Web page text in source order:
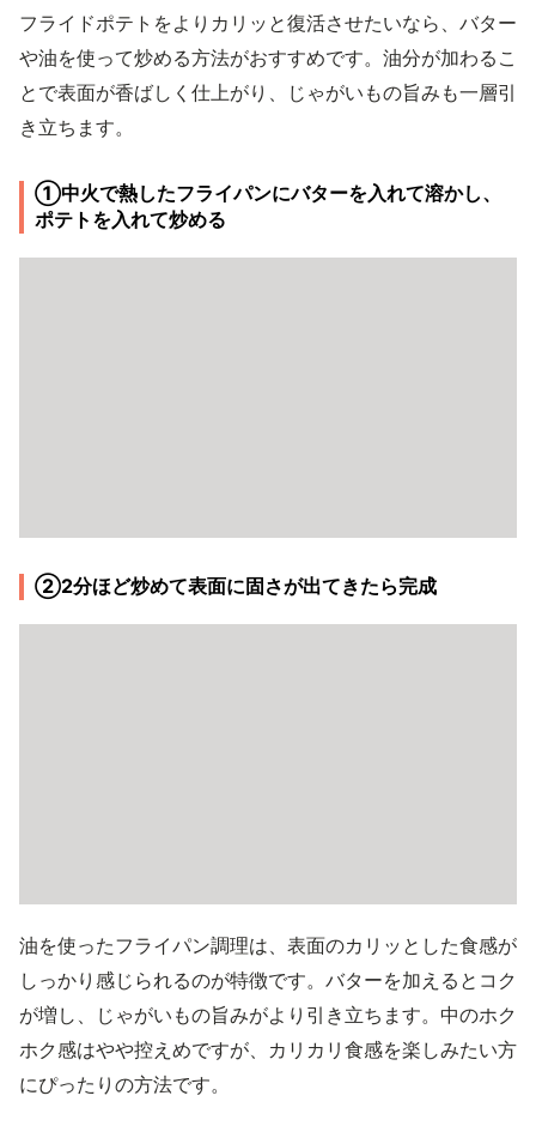
フライドポテトをよりカリッと復活させたいなら、バター
や油を使って炒める方法がおすすめです。油分が加わるこ
とで表面が香ばしく仕上がり、じゃがいもの旨みも一層引
き立ちます。
①中火で熱したフライパンにバターを入れて溶かし、
ポテトを入れて炒める
②2分ほど炒めて表面に固さが出てきたら完成
油を使ったフライパン調理は、表面のカリッとした食感が
しっかり感じられるのが特徴です。バターを加えるとコク
が増し、じゃがいもの旨みがより引き立ちます。中のホク
ホク感はやや控えめですが、カリカリ食感を楽しみたい方
にぴったりの方法です。